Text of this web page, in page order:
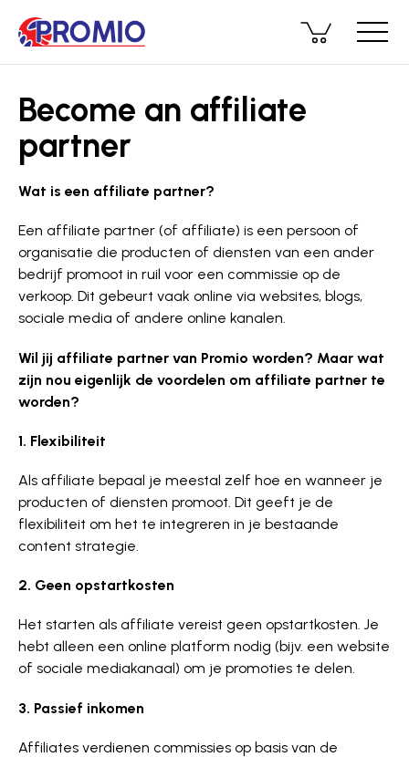
Become an affiliate
partner
Wat is een affiliate partner?
Een affiliate partner (of affiliate) is een persoon of
organisatie die producten of diensten van een ander
bedrijf promoot in ruil voor een commissie op de
verkoop. Dit gebeurt vaak online via websites, blogs,
sociale media of andere online kanalen.
Wil jij affiliate partner van Promio worden?​ Maar wat
zijn nou eigenlijk de voordelen om affiliate partner te
worden?
1. Flexibiliteit
Als affiliate bepaal je meestal zelf hoe en wanneer je
producten of diensten promoot. Dit geeft je de
flexibiliteit om het te integreren in je bestaande
content strategie.
2. Geen opstartkosten
Het starten als affiliate vereist geen opstartkosten. Je
hebt alleen een online platform nodig (bijv. een website
of sociale mediakanaal) om je promoties te delen.
3. Passief inkomen
Affiliates verdienen commissies op basis van de